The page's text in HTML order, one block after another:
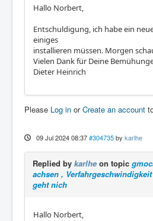
Hallo Norbert,
Entschuldigung, ich habe ein
einiges
installieren müssen. Morgen
Vielen Dank für Deine
Dieter Heinrich
Please Log in orCreate an account
09 Jul 2024 08:37 #304735 by karlhe
Replied by karlhe on topic
achsen ,
geht nich
Hallo Norbert,